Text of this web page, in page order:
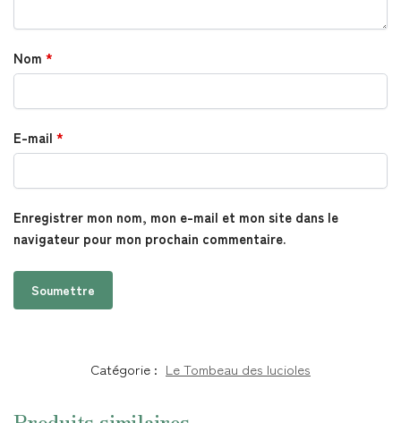
Nom *
E-mail *
Enregistrer mon nom, mon e-mail et mon site dans le
navigateur pour mon prochain commentaire.
Catégorie : Le Tombeau des lucioles